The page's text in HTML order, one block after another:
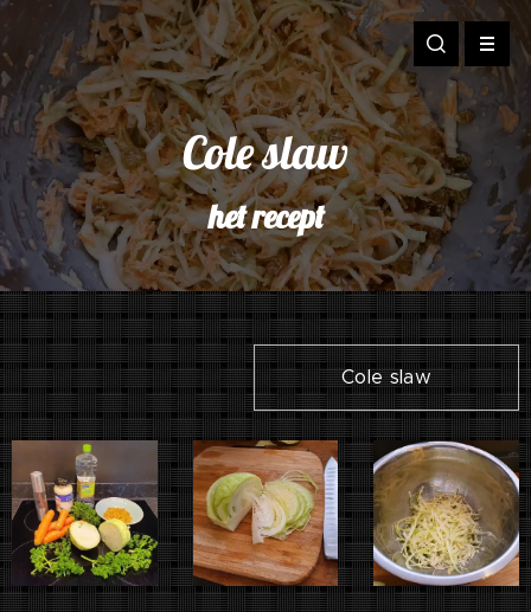
Cole slaw
het recept
Cole slaw